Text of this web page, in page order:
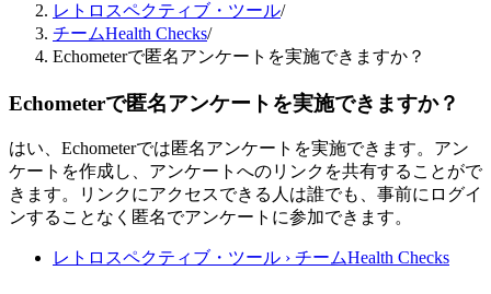
レトロスペクティブ・ツール/
チームHealth Checks/
Echometerで匿名アンケートを実施できますか？
Echometerで匿名アンケートを実施できますか？
はい、Echometerでは匿名アンケートを実施できます。アン
ケートを作成し、アンケートへのリンクを共有することがで
きます。リンクにアクセスできる人は誰でも、事前にログイ
ンすることなく匿名でアンケートに参加できます。
レトロスペクティブ・ツール › チームHealth Checks